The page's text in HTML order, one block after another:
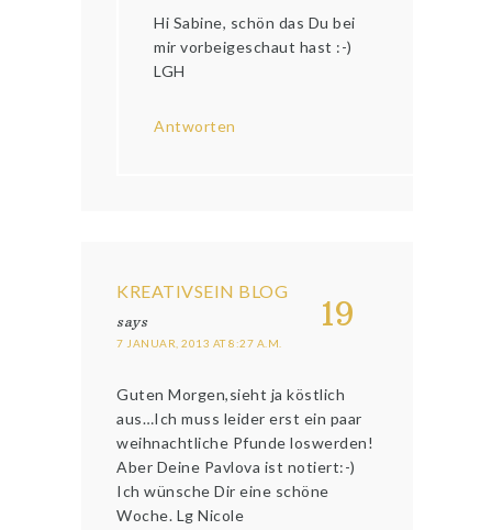
Hi Sabine, schön das Du bei
mir vorbeigeschaut hast :-)
LGH
Antworten
19
KREATIVSEIN BLOG
says
7 JANUAR, 2013 AT 8:27 A.M.
Guten Morgen,sieht ja köstlich
aus…Ich muss leider erst ein paar
weihnachtliche Pfunde loswerden!
Aber Deine Pavlova ist notiert:-)
Ich wünsche Dir eine schöne
Woche. Lg Nicole